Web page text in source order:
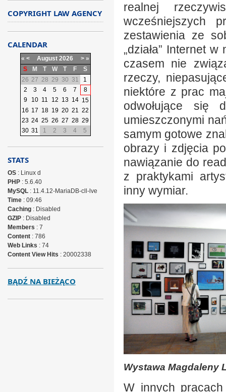
realnej
wcześniejszych
zestawienia ze
„działa” Internet
czasem nie
rzeczy,
niektóre z prac
odwołujące się
umieszczonymi
samym gotowe
obrazy i zdjęcia
nawiązanie do
z praktykami
inny wymiar.
Wystawa Magdaleny
W innych
COPYRIGHT LAW AGENCY
CALENDAR
« < August 2026 > »
S
M T W T F
S
26 27 28 29 30 31
1
2
3 4 5 6 7
8
9
10 11 12 13 14 15
16 17 18 19 20 21 22
23 24 25 26 27 28 29
30 31 1 2 3 4 5
STATS
OS: Linux d
PHP: 5.6.40
MySQL: 11.4.12-MariaDB-cll-lve
Time: 09:46
Caching: Disabled
GZIP: Disabled
Members : 7
Content: 786
Web Links : 74
Content View Hits : 20002338
BĄDŹ NA BIEŻĄCO